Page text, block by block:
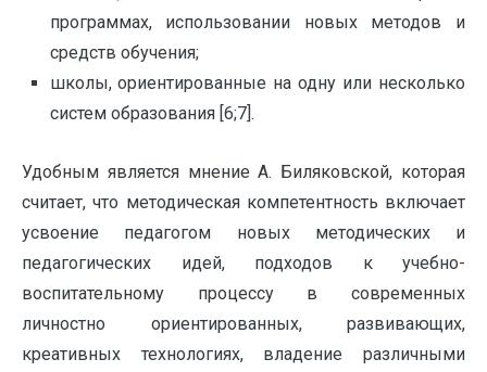
программах, использовании новых методов и
средств обучения;
школы, ориентированные на одну или несколько
систем образования [6;7].
Удобным является мнение А. Биляковской, которая
считает, что методическая компетентность включает
усвоение педагогом новых методических и
педагогических идей, подходов к учебно-
воспитательному процессу в современных
личностно ориентированных, развивающих,
креативных технологиях, владение различными